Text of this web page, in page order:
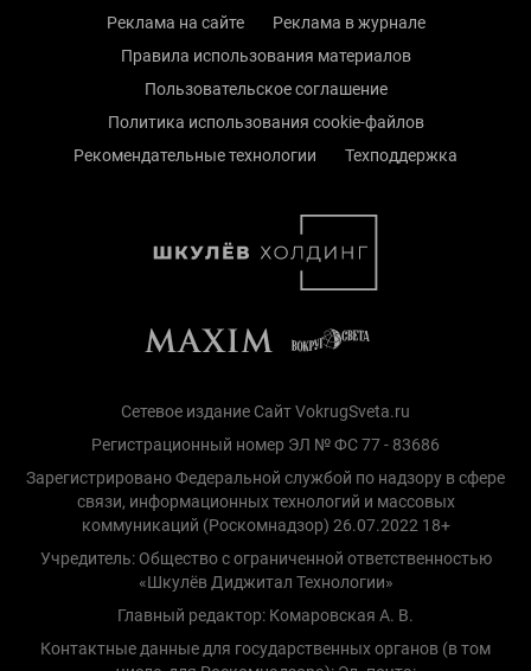
Реклама на сайте
Реклама в журнале
Правила использования материалов
Пользовательское соглашение
Политика использования cookie-файлов
Рекомендательные технологии
Техподдержка
Сетевое издание Сайт VokrugSveta.ru
Регистрационный номер ЭЛ № ФС 77 - 83686
Зарегистрировано Федеральной службой по надзору в сфере
связи, информационных технологий и массовых
коммуникаций (Роскомнадзор) 26.07.2022 18+
Учредитель: Общество с ограниченной ответственностью
«Шкулёв Диджитал Технологии»
Главный редактор: Комаровская А. В.
Контактные данные для государственных органов (в том